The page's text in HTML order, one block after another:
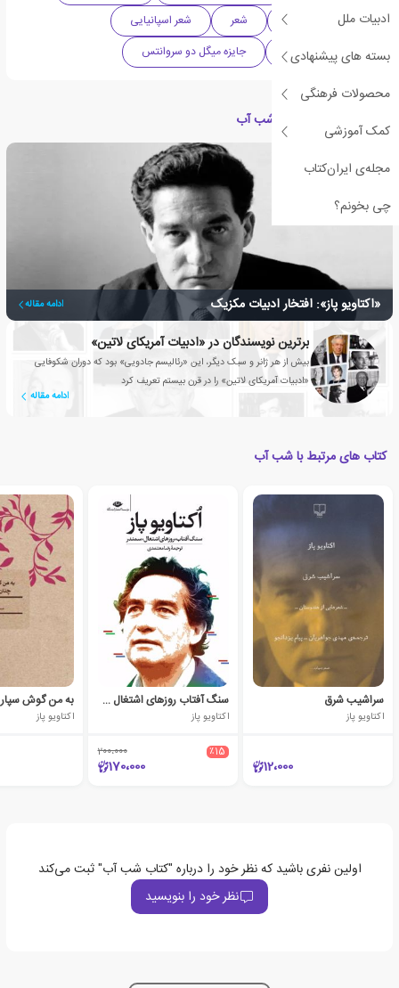
ادبیات ملل
بسته های پیشنهادی
محصولات فرهنگی
کمک آموزشی
مجله‌ی ایران‌کتاب
چی بخونم؟
دهه 1960 میلادی
شعر
شعر اسپانیایی
جایزه نوبل ادبیات
جایزه میگل دو سروانتس
مقالات مرتبط با کتاب شب آب
«اکتاویو پاز»: افتخار ادبیات مکزیک ادامه مقاله
برترین نویسندگان در «ادبیات آمریکای لاتین»
بیش از هر ژانر و سبک دیگر، این «رئالیسم جادویی» بود که دوران شکوفایی
«ادبیات آمریکای لاتین» را در قرن بیستم تعریف کرد
ادامه مقاله
کتاب های مرتبط با شب آب
سراشیب شرق
اکتاویو پاز
12،000
سنگ آفتاب روزهای اشتغال سمندر
اکتاویو پاز
٪15 200،000
170،000
اکتاویو پاز
اولین نفری باشید که نظر خود را درباره "کتاب شب آب" ثبت می‌کند
نظر خود را بنویسید